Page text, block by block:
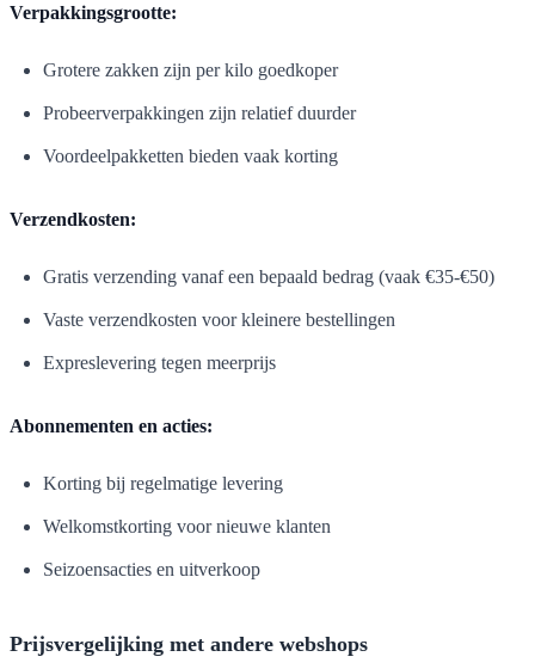
Verpakkingsgrootte:
Grotere zakken zijn per kilo goedkoper
Probeerverpakkingen zijn relatief duurder
Voordeelpakketten bieden vaak korting
Verzendkosten:
Gratis verzending vanaf een bepaald bedrag (vaak €35-€50)
Vaste verzendkosten voor kleinere bestellingen
Expreslevering tegen meerprijs
Abonnementen en acties:
Korting bij regelmatige levering
Welkomstkorting voor nieuwe klanten
Seizoensacties en uitverkoop
Prijsvergelijking met andere webshops